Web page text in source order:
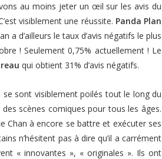
au moins jeter un œil sur les avis du
visiblement une réussite. Panda Plan
a d’ailleurs le taux d’avis négatifs le plus
! Seulement 0,75% actuellement ! Le
qui obtient 31% d’avis négatifs.
se sont visiblement poilés tout le long du
scènes comiques pour tous les âges.
Chan à encore se battre et exécuter ses
n’hésitent pas à dire qu’il a carrément
« innovantes », « originales ». Ils ont